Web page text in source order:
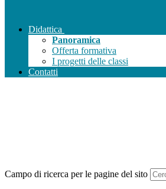
Didattica
Panoramica
Offerta formativa
I progetti delle classi
Contatti
Campo di ricerca per le pagine del sito